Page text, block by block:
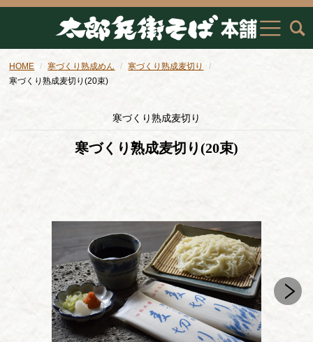
HOME 寒づくり熟成めん
寒づくり熟成麦切り
寒づくり熟成麦切り(20束)
寒づくり熟成麦切り
寒づくり熟成麦切り(20束)